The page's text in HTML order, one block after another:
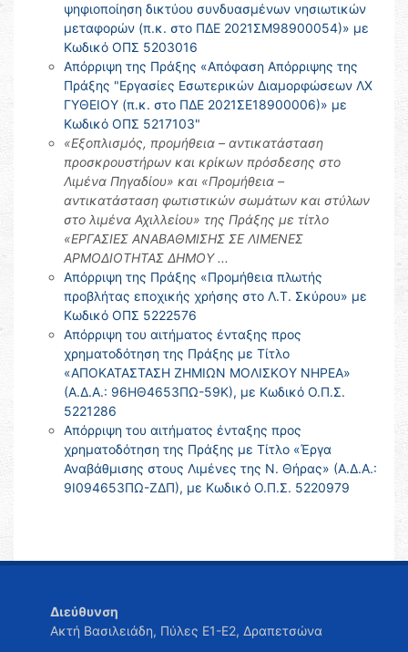
ψηφιοποίηση δικτύου συνδυασμένων νησιωτικών
μεταφορών (π.κ. στο ΠΔΕ 2021ΣΜ98900054)» με
Κωδικό ΟΠΣ 5203016
Απόρριψη της Πράξης «Απόφαση Απόρριψης της
Πράξης "Εργασίες Εσωτερικών Διαμορφώσεων ΛΧ
ΓΥΘΕΙΟΥ (π.κ. στο ΠΔΕ 2021ΣΕ18900006)» με
Κωδικό ΟΠΣ 5217103"
«Εξοπλισμός, προμήθεια – αντικατάσταση
προσκρουστήρων και κρίκων πρόσδεσης στο
Λιμένα Πηγαδίου» και «Προμήθεια –
αντικατάσταση φωτιστικών σωμάτων και στύλων
στο λιμένα Αχιλλείου» της Πράξης με τίτλο
«ΕΡΓΑΣΙΕΣ ΑΝΑΒΑΘΜΙΣΗΣ ΣΕ ΛΙΜΕΝΕΣ
ΑΡΜΟΔΙΟΤΗΤΑΣ ΔΗΜΟΥ ...
Απόρριψη της Πράξης «Προμήθεια πλωτής
προβλήτας εποχικής χρήσης στο Λ.Τ. Σκύρου» με
Κωδικό ΟΠΣ 5222576
Απόρριψη του αιτήματος ένταξης προς
χρηματοδότηση της Πράξης με Τίτλο
«ΑΠΟΚΑΤΑΣΤΑΣΗ ΖΗΜΙΩΝ ΜΟΛΙΣΚΟΥ ΝΗΡΕΑ»
(Α.Δ.Α.: 96ΗΘ4653ΠΩ-59Κ), με Κωδικό Ο.Π.Σ.
5221286
Απόρριψη του αιτήματος ένταξης προς
χρηματοδότηση της Πράξης με Τίτλο «Έργα
Αναβάθμισης στους Λιμένες της Ν. Θήρας» (Α.Δ.Α.:
9Ι094653ΠΩ-ΖΔΠ), με Κωδικό Ο.Π.Σ. 5220979
Διεύθυνση
Ακτή Βασιλειάδη, Πύλες Ε1-Ε2, Δραπετσώνα